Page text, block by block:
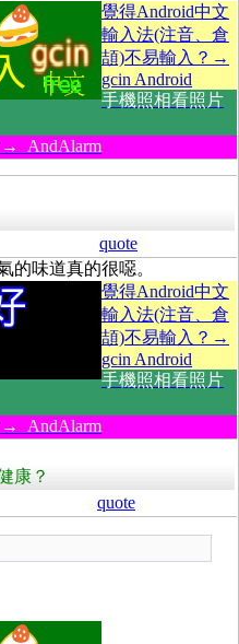
覺得Android中文
輸入法(注音、倉
頡)不易輸入？→
gcin Android
手機照相看照片
→ AndAlarm
quote
的味道真的很噁。
覺得Android中文
輸入法(注音、倉
頡)不易輸入？→
gcin Android
手機照相看照片
→ AndAlarm
康？
quote